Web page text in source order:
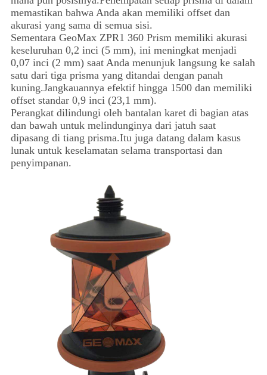
memastikan bahwa Anda akan memiliki offset dan
akurasi yang sama di semua sisi.
Sementara GeoMax ZPR1 360 Prism memiliki akurasi
keseluruhan 0,2 inci (5 mm), ini meningkat menjadi
0,07 inci (2 mm) saat Anda menunjuk langsung ke salah
satu dari tiga prisma yang ditandai dengan panah
kuning.Jangkauannya efektif hingga 1500 dan memiliki
offset standar 0,9 inci (23,1 mm).
Perangkat dilindungi oleh bantalan karet di bagian atas
dan bawah untuk melindunginya dari jatuh saat
dipasang di tiang prisma.Itu juga datang dalam kasus
lunak untuk keselamatan selama transportasi dan
penyimpanan.